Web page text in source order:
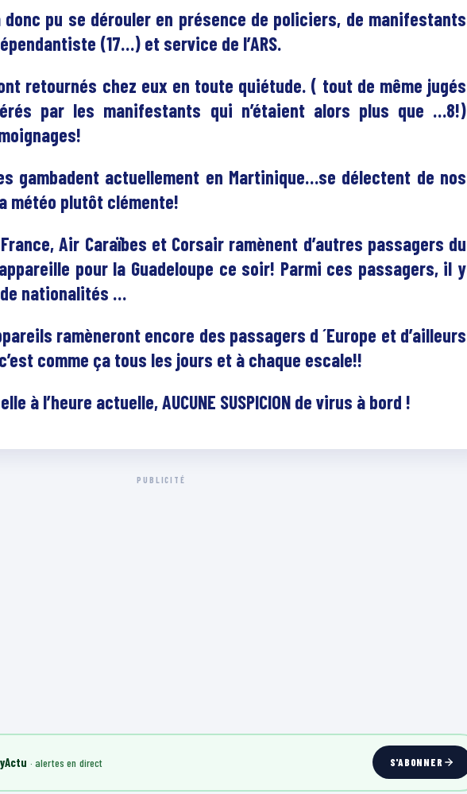
donc pu se dérouler en présence de policiers, de manifestants
(17…) et service de l’ARS.
retournés chez eux en toute quiétude. ( tout de même jugés
par les manifestants qui n’étaient alors plus que …8!)
gambadent actuellement en Martinique…se délectent de nos
météo plutôt clémente!
Air Caraïbes et Corsair ramènent d’autres passagers du
pour la Guadeloupe ce soir! Parmi ces passagers, il y
nationalités …
ramèneront encore des passagers d ´Europe et d’ailleurs
comme ça tous les jours et à chaque escale!!
à l’heure actuelle, AUCUNE SUSPICION de virus à bord !
PUBLICITÉ
S'ABONNER